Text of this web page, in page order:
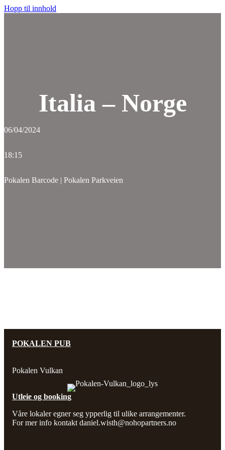
Hopp til innhold
Italia – Norge
06/04/2024
18:15
Pokalen Barcode | Pokalen Parkveien
POKALEN PUB
Pokalen Vulkan
Utleie og booking
Våre lokaler egner seg ypperlig til ulike arrangementer.
For mer info kontakt daniel.wisth@nohopartners.no